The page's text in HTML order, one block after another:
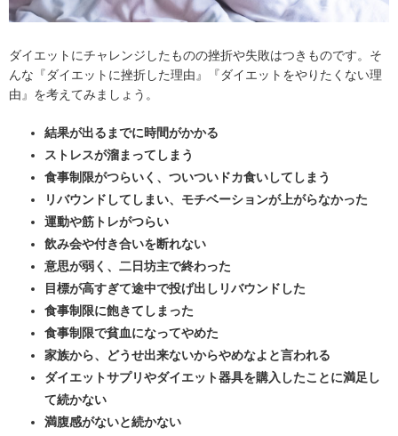
ダイエットにチャレンジしたものの挫折や失敗はつきものです。そ
んな『ダイエットに挫折した理由』『ダイエットをやりたくない理
由』を考えてみましょう。
結果が出るまでに時間がかかる
ストレスが溜まってしまう
食事制限がつらいく、ついついドカ食いしてしまう
リバウンドしてしまい、モチベーションが上がらなかった
運動や筋トレがつらい
飲み会や付き合いを断れない
意思が弱く、二日坊主で終わった
目標が高すぎて途中で投げ出しリバウンドした
食事制限に飽きてしまった
食事制限で貧血になってやめた
家族から、どうせ出来ないからやめなよと言われる
ダイエットサプリやダイエット器具を購入したことに満足し
て続かない
満腹感がないと続かない